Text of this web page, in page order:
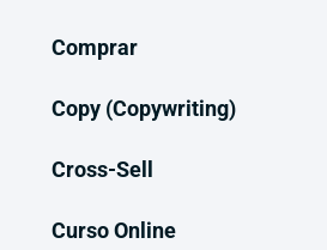
Comprar
Copy (Copywriting)
Cross-Sell
Curso Online